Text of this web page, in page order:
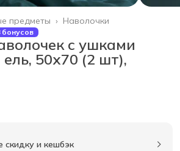
Наволочки
предметы ›
бонусов
с ушками
50х70 (2 шт),
скидку и кешбэк